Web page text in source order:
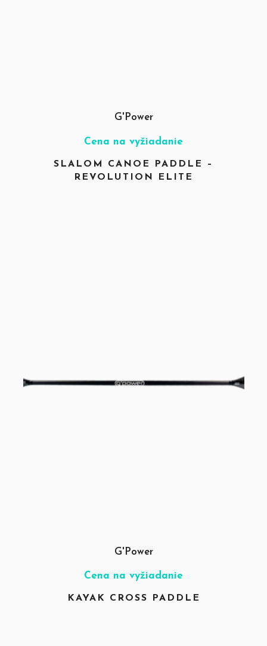
G'Power
Cena na vyžiadanie
SLALOM CANOE PADDLE –
REVOLUTION ELITE
G'Power
Cena na vyžiadanie
KAYAK CROSS PADDLE